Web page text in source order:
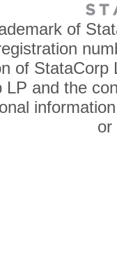
of
of
and the
or